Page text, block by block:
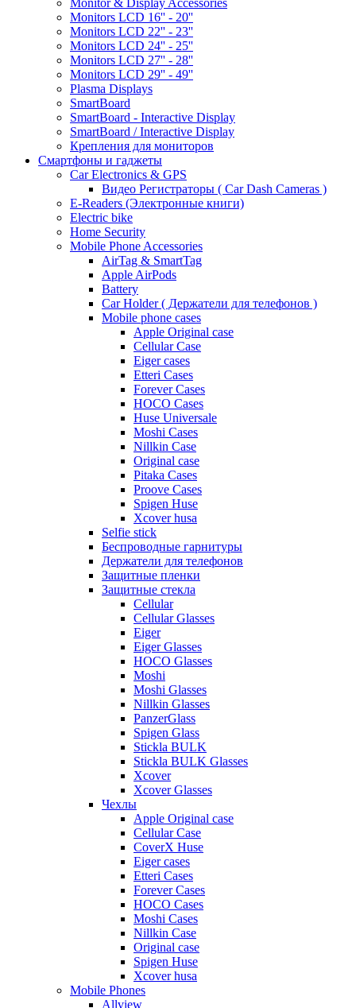
Monitor & Display Accessories
Monitors LCD 16'' - 20''
Monitors LCD 22'' - 23''
Monitors LCD 24'' - 25''
Monitors LCD 27'' - 28''
Monitors LCD 29'' - 49''
Plasma Displays
SmartBoard
SmartBoard - Interactive Display
SmartBoard / Interactive Display
Крепления для мониторов
Смартфоны и гаджеты
Car Electronics & GPS
Видео Регистраторы ( Car Dash Cameras )
E-Readers (Электронные книги)
Electric bike
Home Security
Mobile Phone Accessories
AirTag & SmartTag
Apple AirPods
Battery
Car Holder ( Держатели для телефонов )
Mobile phone cases
Apple Original case
Cellular Case
Eiger cases
Etteri Cases
Forever Cases
HOCO Cases
Huse Universale
Moshi Cases
Nillkin Case
Original case
Pitaka Cases
Proove Cases
Spigen Huse
Xcover husa
Selfie stick
Беспроводные гарнитуры
Держатели для телефонов
Защитные пленки
Защитные стекла
Cellular
Cellular Glasses
Eiger
Eiger Glasses
HOCO Glasses
Moshi
Moshi Glasses
Nillkin Glasses
PanzerGlass
Spigen Glass
Stickla BULK
Stickla BULK Glasses
Xcover
Xcover Glasses
Чехлы
Apple Original case
Cellular Case
CoverX Huse
Eiger cases
Etteri Cases
Forever Cases
HOCO Cases
Moshi Cases
Nillkin Case
Original case
Spigen Huse
Xcover husa
Mobile Phones
Allview